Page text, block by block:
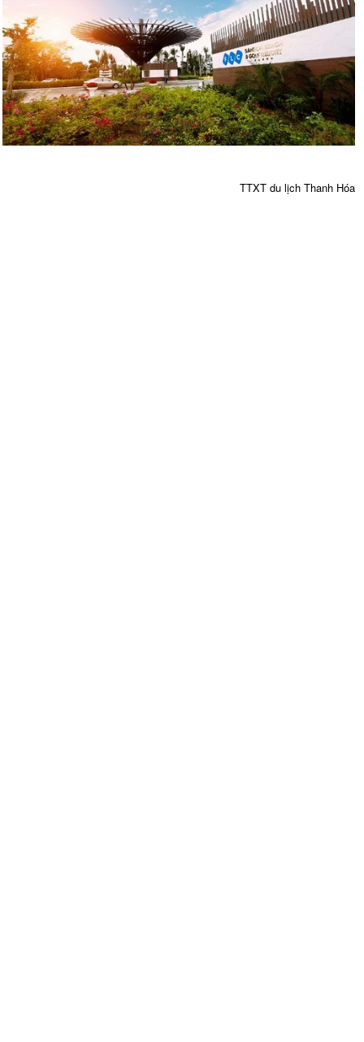
TTXT du lịch Thanh Hóa